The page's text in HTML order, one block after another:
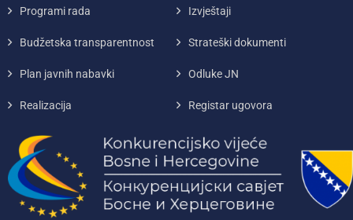
Programi rada Izvještaji
Budžetska transparentnost Strateški dokumenti
Plan javnih nabavki Odluke JN
Realizacija Registar ugovora